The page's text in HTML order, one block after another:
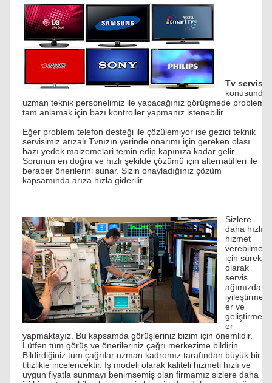
Tv servisi
konusunda
uzman teknik personelimiz ile yapacağınız görüşmede problemi
tam anlamak için bazı kontroller yapmanız istenebilir.
Eğer problem telefon desteği ile çözülemiyor ise gezici teknik
servisimiz arızalı Tvnızın yerinde onarımı için gereken olası
bazı yedek malzemelari temin edip kapınıza kadar gelir.
Sorunun en doğru ve hızlı şekilde çözümü için alternatifleri ile
beraber önerilerini sunar. Sizin onayladığınız çözüm
kapsamında arıza hızla giderilir.
Sizlere
daha hızlı
hizmet
verebilmek
için sürekli
olarak
servis
ağımızda
iyileştirmel
er ve
geliştirmel
er
yapmaktayız. Bu kapsamda görüşleriniz bizim için önemlidir.
Lütfen tüm görüş ve önerileriniz çağrı merkezime bildirin.
Bildirdiğiniz tüm çağrılar uzman kadromız tarafından büyük bir
titizlikle incelencektir. İş modeli olarak kaliteli hizmeti hızlı ve
uygun fiyatla sunmayı benimsemiş olan firmamız sizlere daha